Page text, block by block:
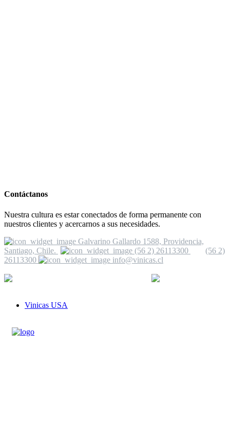
Contáctanos
Nuestra cultura es estar conectados de forma permanente con
nuestros clientes y acercarnos a sus necesidades.
Galvarino Gallardo 1588, Providencia,
Santiago, Chile.
(56 2) 26113300
(56 2)
26113300
info@vinicas.cl
Vinicas USA